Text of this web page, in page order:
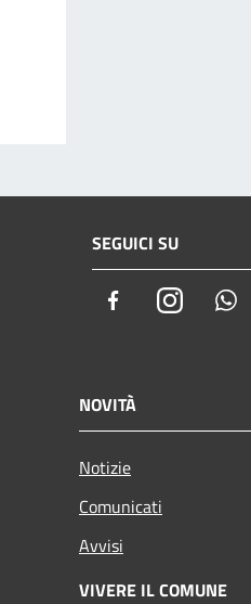
SEGUICI SU
FacebookInstagram
NOVITÀ
Notizie
Comunicati
Avvisi
VIVERE IL COMUNE